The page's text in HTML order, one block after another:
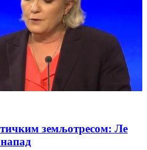
земљотресом: Ле